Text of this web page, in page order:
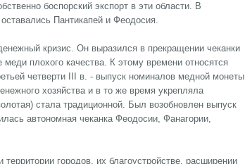
боспорский экспорт в эти области. В
Пантикапей и Феодосия.
кризис. Он выразился в прекращении чеканки
плохого качества. К этому времени относятся
четверти III в. - выпуск номиналов медной монеты
хозяйства и в то же время укрепляла
стала традиционной. Был возобновлен выпуск
автономная чеканка Феодосии, Фанагории,
городов, их благоустройстве, расширении